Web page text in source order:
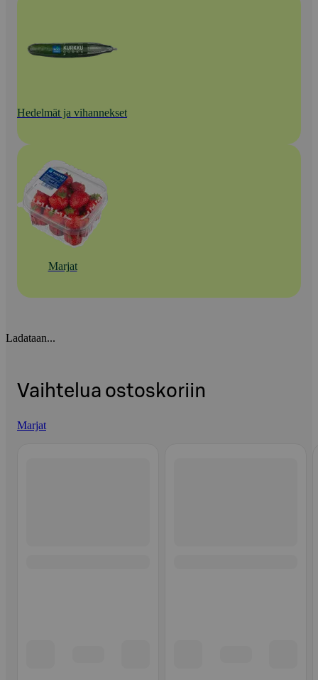
Hedelmät ja vihannekset
Marjat
Ladataan...
Vaihtelua ostoskoriin
Marjat